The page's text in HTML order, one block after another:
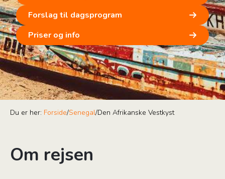
Forslag til dagsprogram
Priser og info
Du er her: Forside/Senegal/Den Afrikanske Vestkyst
Om rejsen